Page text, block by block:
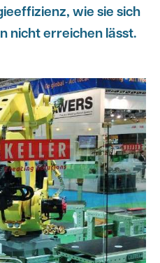
wie sie sich
nicht erreichen lässt.